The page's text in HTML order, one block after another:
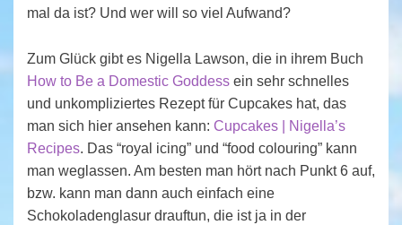
mal da ist? Und wer will so viel Aufwand?
Zum Glück gibt es Nigella Lawson, die in ihrem Buch
How to Be a Domestic Goddess ein sehr schnelles
und unkompliziertes Rezept für Cupcakes hat, das
man sich hier ansehen kann: Cupcakes | Nigella’s
Recipes. Das “royal icing” und “food colouring” kann
man weglassen. Am besten man hört nach Punkt 6 auf,
bzw. kann man dann auch einfach eine
Schokoladenglasur drauftun, die ist ja in der